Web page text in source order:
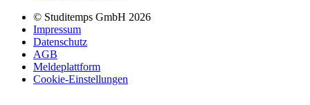
© Studitemps GmbH 2026
Impressum
Datenschutz
AGB
Meldeplattform
Cookie-Einstellungen